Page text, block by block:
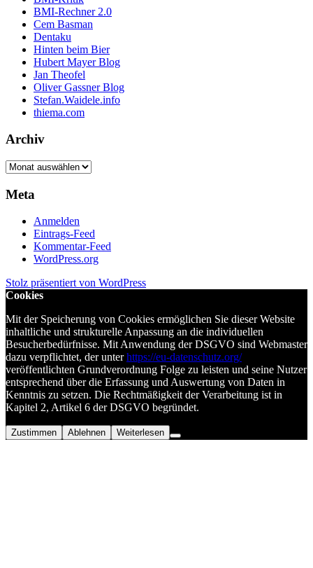
BMI-Rechner 2.0
Cem Basman
Dentaku
Hinten beim Bier
Hubert Mayer Blog
Jan Theofel
Oliver Gassner Blog
Stefan.Waidele.info
thiema.com
Archiv
Archiv
Meta
Anmelden
Eintrags-Feed
Kommentar-Feed
WordPress.org
Stolz präsentiert von WordPress
Cookies
Mit der Speicherung von Cookies ermöglichen Sie dieser Website
inhaltliche und strukturelle Anpassung an die individuellen
Besucherbedürfnisse. Mit Anwendung der DSGVO sind Webmaster
dazu verpflichtet, der unterhttps://eu-datenschutz.org/
veröffentlichten Grundverordnung Folge zu leisten und seine Nutzer
entsprechend über die Erfassung und Auswertung von Daten in
Kenntnis zu setzen. Die Rechtmäßigkeit der Verarbeitung ist in
Kapitel 2, Artikel 6 der DSGVO begründet.
Zustimmen Ablehnen Weiterlesen